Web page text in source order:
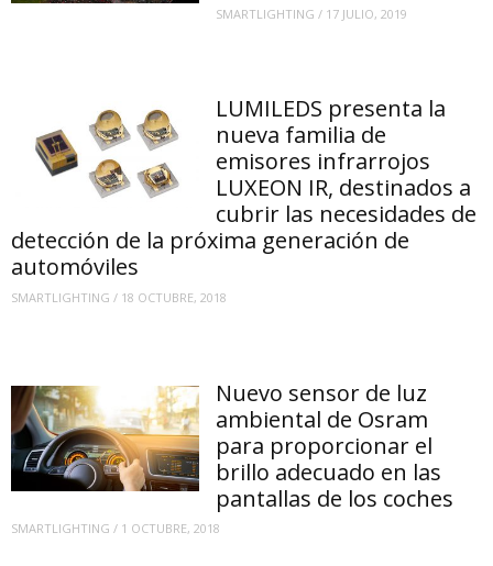
SMARTLIGHTING / 17 JULIO, 2019
LUMILEDS presenta la
nueva familia de
emisores infrarrojos
LUXEON IR, destinados a
cubrir las necesidades de
detección de la próxima generación de
automóviles
SMARTLIGHTING / 18 OCTUBRE, 2018
Nuevo sensor de luz
ambiental de Osram
para proporcionar el
brillo adecuado en las
pantallas de los coches
SMARTLIGHTING / 1 OCTUBRE, 2018